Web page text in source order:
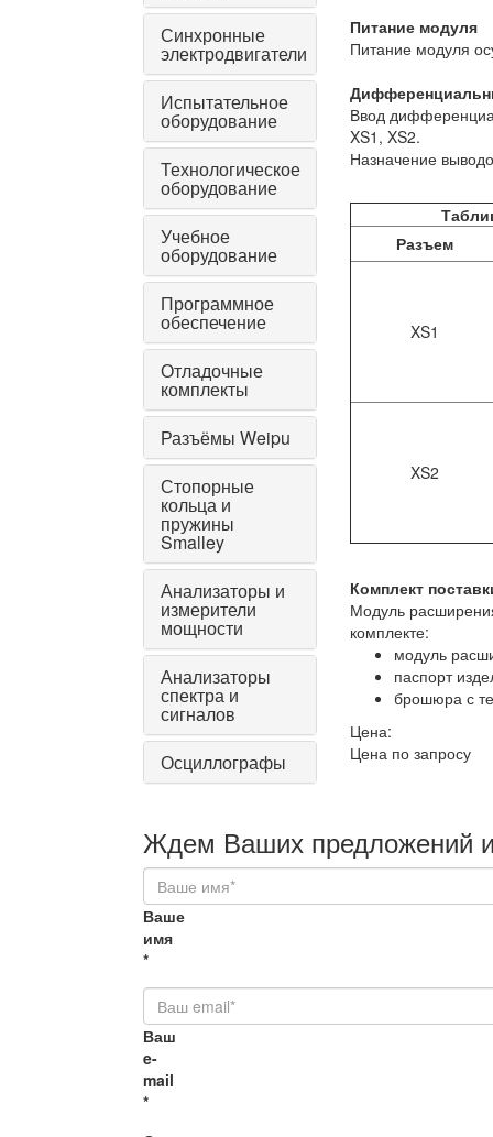
Синхронные
электродвигатели
Испытательное
оборудование
Технологическое
оборудование
Учебное
оборудование
Программное
обеспечение
Отладочные
комплекты
Разъёмы Weipu
Стопорные
кольца и
пружины
Smalley
Анализаторы и
измерители
мощности
Анализаторы
спектра и
сигналов
Осциллографы
Питание модуля
Питание модуля
Ввод
XS1, XS2.
Назначение
Разъем
XS1
XS2
Комплект
Модуль
комплекте:
модуль
паспорт
брошюра с
Цена:
Цена по запросу
Ждем Ваших предложений
Ваше
имя
*
Ваш
e-
mail
*